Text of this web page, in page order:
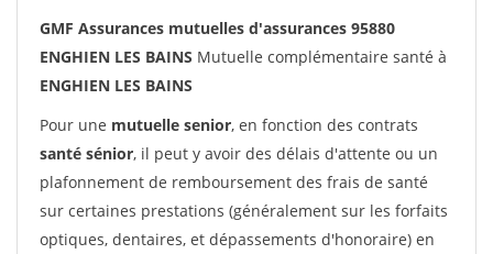
GMF Assurances mutuelles d'assurances 95880
ENGHIEN LES BAINS Mutuelle complémentaire santé à
ENGHIEN LES BAINS
Pour une mutuelle senior, en fonction des contrats
santé sénior, il peut y avoir des délais d'attente ou un
plafonnement de remboursement des frais de santé
sur certaines prestations (généralement sur les forfaits
optiques, dentaires, et dépassements d'honoraire) en